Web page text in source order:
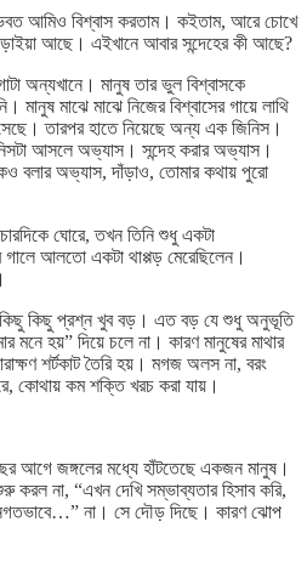
আমিও বিশ্বাস করতাম। কইতাম, আরে চোখে
আছে। এইখানে আবার সন্দেহের কী আছে?
অন্যখানে। মানুষ তার ভুল বিশ্বাসকে
মানুষ মাঝে মাঝে নিজের বিশ্বাসের গায়ে লাথি
তারপর হাতে নিয়েছে অন্য এক জিনিস।
আসলে অভ্যাস। সন্দেহ করার অভ্যাস।
বলার অভ্যাস, দাঁড়াও, তোমার কথায় পুরো
ঘোরে, তখন তিনি শুধু একটা
গালে আলতো একটা থাপ্পড় মেরেছিলেন।
কিছু প্রশ্ন খুব বড়। এত বড় যে শুধু অনুভূতি
হয়” দিয়ে চলে না। কারণ মানুষের মাথার
শর্টকাট তৈরি হয়। মগজ অলস না, বরং
কোথায় কম শক্তি খরচ করা যায়।
আগে জঙ্গলের মধ্যে হাঁটতেছে একজন মানুষ।
না, “এখন দেখি সম্ভাব্যতার হিসাব করি,
না। সে দৌড় দিছে। কারণ ঝোপ